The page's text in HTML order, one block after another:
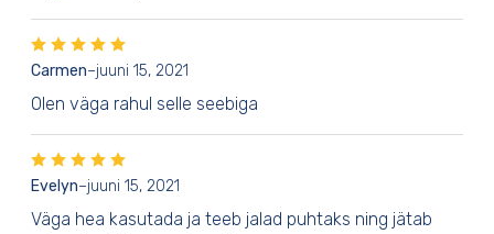
Carmen–juuni 15, 2021
Olen väga rahul selle seebiga
Evelyn–juuni 15, 2021
Väga hea kasutada ja teeb jalad puhtaks ning jätab